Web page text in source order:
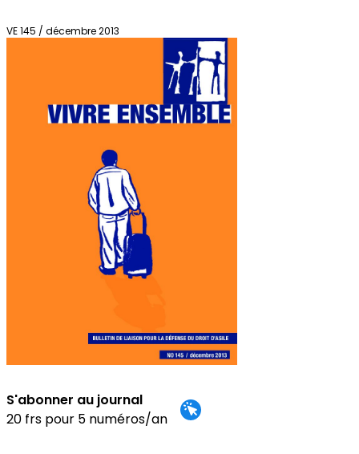
VE 145 / décembre 2013
S'abonner au journal
20 frs pour 5 numéros/an